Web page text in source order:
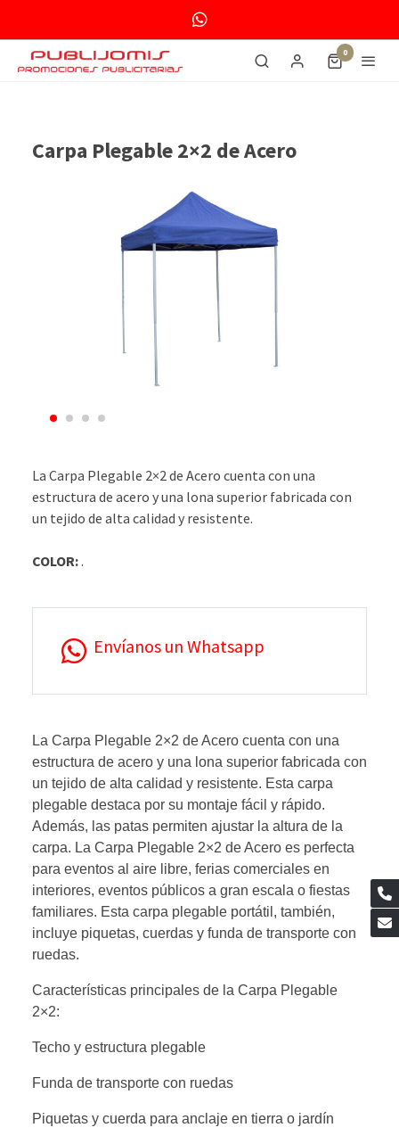
0
Carpa Plegable 2×2 de Acero
La Carpa Plegable 2×2 de Acero cuenta con una
estructura de acero y una lona superior fabricada con
un tejido de alta calidad y resistente.
COLOR:.
Envíanos un Whatsapp
La Carpa Plegable 2×2 de Acero cuenta con una
estructura de acero y una lona superior fabricada con
un tejido de alta calidad y resistente. Esta carpa
plegable destaca por su montaje fácil y rápido.
Además, las patas permiten ajustar la altura de la
carpa. La Carpa Plegable 2×2 de Acero es perfecta
para eventos al aire libre, ferias comerciales en
interiores, eventos públicos a gran escala o fiestas
familiares. Esta carpa plegable portátil, también,
incluye piquetas, cuerdas y funda de transporte con
ruedas.
Características principales de la Carpa Plegable
2×2:
Techo y estructura plegable
Funda de transporte con ruedas
Piquetas y cuerda para anclaje en tierra o jardín